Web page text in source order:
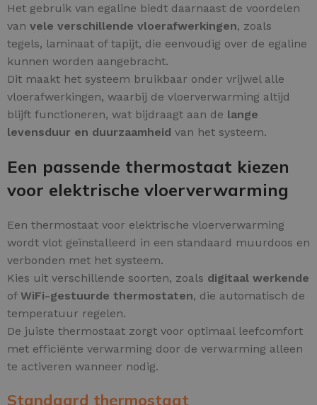
Het gebruik van egaline biedt daarnaast de voordelen
van vele verschillende vloerafwerkingen, zoals
tegels, laminaat of tapijt, die eenvoudig over de egaline
kunnen worden aangebracht.
Dit maakt het systeem bruikbaar onder vrijwel alle
vloerafwerkingen, waarbij de vloerverwarming altijd
blijft functioneren, wat bijdraagt aan de lange
levensduur en duurzaamheid van het systeem.
Een passende thermostaat kiezen
voor elektrische vloerverwarming
Een thermostaat voor elektrische vloerverwarming
wordt vlot geïnstalleerd in een standaard muurdoos en
verbonden met het systeem.
Kies uit verschillende soorten, zoals digitaal werkende
of WiFi-gestuurde thermostaten, die automatisch de
temperatuur regelen.
De juiste thermostaat zorgt voor optimaal leefcomfort
met efficiënte verwarming door de verwarming alleen
te activeren wanneer nodig.
Standaard thermostaat